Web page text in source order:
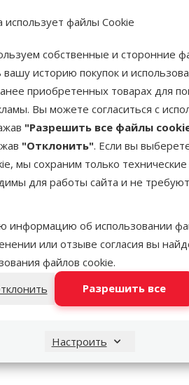
использует файлы Cookie
собственные и сторонние
историю покупок и
приобретенных товарах для
Вы можете согласиться с
"Разрешить все файлы
"Отклонить". Если вы
мы сохраним только
для работы сайта и не требуют
информацию об использовании
или отзыве согласия вы
файлов cookie.
Разрешить все
Настроить
В корзину
- Exo Terra Low
Low 60*45*30 cm.
содержания
надежно фиксируются
установить светильники
снимается для
и безопасно разместить
устойчивость
всей конструкции -